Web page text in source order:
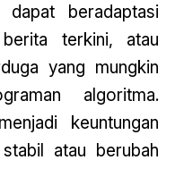
beradaptasi
terkini, atau
yang mungkin
algoritma.
keuntungan
atau berubah